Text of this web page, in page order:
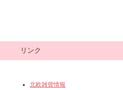
リンク
北欧雑貨情報